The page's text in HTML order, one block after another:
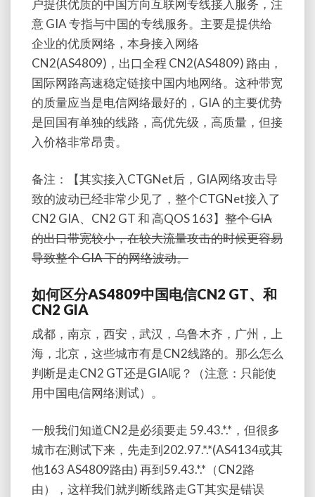
户提供优质的中国方向互联网专线接入服务，注
意 GIA 专指与中国的专线服务。主要是提供给
企业的优质网络，本身接入网络
CN2(AS4809)，出口全程 CN2(AS4809) 路由，
国际网路高速稳定链接中国内地网络。这种带宽
的质量应当是电信网络最好的，GIA 的主要优势
是回国有单独的线路，高优先级，高质量，但接
入价格非常昂贵。
备注：【其实接入CTGNet后，GIA网络攻击导
致的波动已经非常少见了，整个CTGNet接入了
CN2 GIA、CN2 GT 和 高QOS 163】 整个 GIA
的出口带宽较小，在较大流量攻击的时候更容易
导致整个 GIA 下的网络波动。
如何区分AS4809中国电信CN2 GT、和
CN2 GIA
成都，南京，西安，武汉，乌鲁木齐，广州，上
海，北京，这些城市有是CN2线路的。那么怎么
判断是走CN2 GT还是GIA呢？（注意：只能使
用中国电信网络测试）。
一般我们知道CN2是必须要走 59.43.*.*，但很多
城市在测试下来，先走到202.97.*.*(AS4134或其
他163 AS4809路由) 再到59.43.*.*（CN2路
由），这样我们就判断线路走GT其实是错误